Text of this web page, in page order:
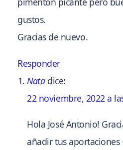
gustos.
Gracias de nuevo.
Responder
Nata dice:
22 noviembre, 2022 a
Hola José Antonio!
añadir tus aportaciones